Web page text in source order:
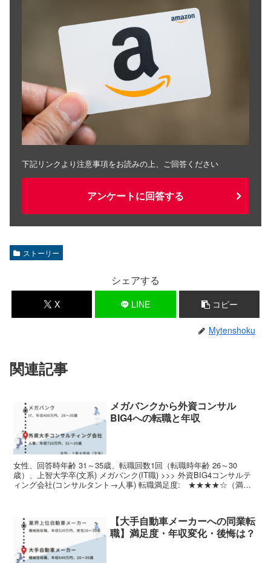
下記リンクより注意事項をお読みの上、ご回答ください
アンケートに回答する
ストーリー
シェアする
X LINE コピー
Mytenshoku
関連記事
メガバンクから外資コンサル
BIG4への転職と年収
女性、回答時年齢 31～35歳、転職回数1回（転職時年齢 26～30
歳）、上智大学卒(文系) メガバンク(IT職) >>> 外資BIG4コンサルテ
ィング会社(コンサルタント→人事) 転職満足度: ★★★★☆（満
【大手自動車メーカーへの同業転
職】満足度・年収変化・後悔は？